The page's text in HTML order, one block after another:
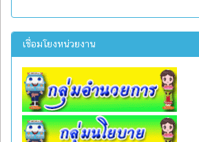
เชื่อมโยงหน่วยงาน